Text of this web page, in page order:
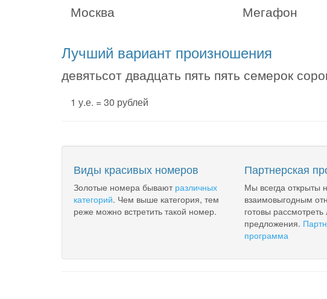
Москва Мегафон
Лучший вариант произношения
девятьсот двадцать пять пять семерок
1 у.е. = 30 рублей
Виды красивых номеров
Золотые номера бывают различных
категорий. Чем выше категория, тем
реже можно встретить такой номер.
Партнерская
Мы всегда открыты
взаимовыгодным
готовы
предложения.
программа